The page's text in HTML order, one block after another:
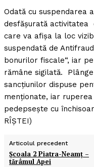
Odată cu suspendarea
desfăşurată activitatea
care va afişa la loc
suspendată de
bonurilor fiscale“, iar
rămâne sigilată.
sancţiunilor dispuse
menţionate, iar
pedepseşte cu
RÎŞTEI)
Articolul precedent
Şcoala 2 Piatra-Neamţ –
tărâmul Apei